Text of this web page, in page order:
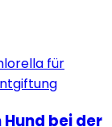
bei der